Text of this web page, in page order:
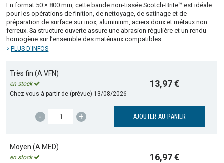
En format 50 × 800 mm, cette bande non‑tissée Scotch‑Brite™ est idéale
pour les opérations de finition, de nettoyage, de satinage et de
préparation de surface sur inox, aluminium, aciers doux et métaux non
ferreux. Sa structure ouverte assure une abrasion régulière et un rendu
homogène sur l’ensemble des matériaux compatibles.
PLUS D'INFOS
Très fin (A VFN)
en stock
Chez vous à partir de (prévue) 13/08/2026
13,97 €
- + AJOUTER AU PANIER
Moyen (A MED)
en stock
16,97 €